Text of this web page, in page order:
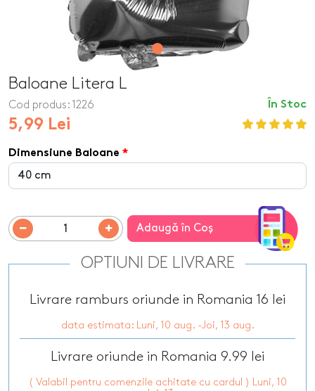
Baloane Litera L
În Stoc
Cod produs: 1226
5,99 Lei
Dimensiune Baloane
Adaugă în Coş
OPTIUNI DE LIVRARE
Livrare ramburs oriunde in Romania 16 lei
data estimata: Luni, 10 aug. -Joi, 13 aug.
Livrare oriunde in Romania 9.99 lei
( Valabil pentru comenzile achitate cu cardul ) Luni, 10